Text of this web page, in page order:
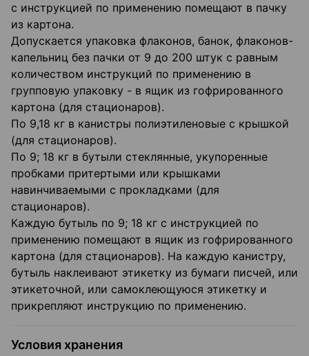
с инструкцией по применению помещают в пачку
из картона.
Допускается упаковка флаконов, банок, флаконов-
капельниц без пачки от 9 до 200 штук с равным
количеством инструкций по применению в
групповую упаковку - в ящик из гофрированного
картона (для стационаров).
По 9,18 кг в канистры полиэтиленовые с крышкой
(для стационаров).
По 9; 18 кг в бутыли стеклянные, укупоренные
пробками притертыми или крышками
навинчиваемыми с прокладками (для
стационаров).
Каждую бутыль по 9; 18 кг с инструкцией по
применению помещают в ящик из гофрированного
картона (для стационаров). На каждую канистру,
бутыль наклеивают этикетку из бумаги писчей, или
этикеточной, или самоклеющуюся этикетку и
прикрепляют инструкцию по применению.
Условия хранения